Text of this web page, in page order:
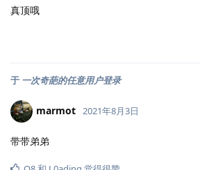
真顶哦
于 一次奇葩的任意用户登录
marmot 2021年8月3日
带带弟弟